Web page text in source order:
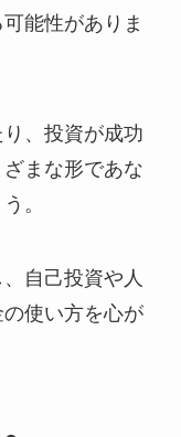
能性がありま
、投資が成功
まな形であな
。
自己投資や人
使い方を心が